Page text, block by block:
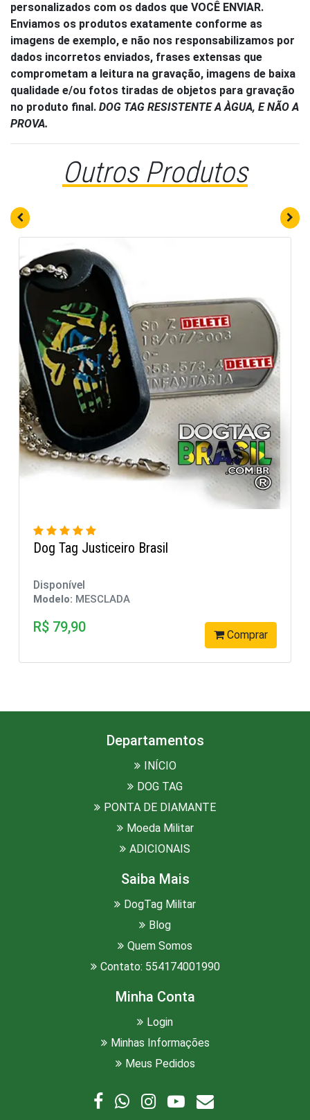
personalizados com os dados que VOCÊ ENVIAR.
Enviamos os produtos exatamente conforme as
imagens de exemplo, e não nos responsabilizamos por
dados incorretos enviados, frases extensas que
comprometam a leitura na gravação, imagens de baixa
qualidade e/ou fotos tiradas de objetos para gravação
no produto final. DOG TAG RESISTENTE A ÀGUA, E NÃO A
PROVA.
Outros Produtos
Dog Tag Brasil envelhecida
Modelo:
Departamentos
INÍCIO
DOG TAG
PONTA DE DIAMANTE
Moeda Militar
ADICIONAIS
Saiba Mais
DogTag Militar
Blog
Quem Somos
Contato: 554174001990
Minha Conta
Login
Minhas Informações
Meus Pedidos